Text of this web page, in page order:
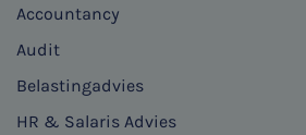
Accountancy
Audit
Belastingadvies
HR & Salaris Advies